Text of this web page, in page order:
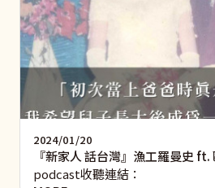
2024/01/20
『新家人 話台灣』漁工羅曼史 ft.
podcast收聽連結：